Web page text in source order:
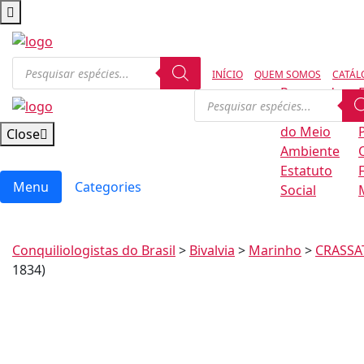
INÍCIO QUEM SOMOS
Regras de
Conservação
do Meio
Ambiente
Estatuto
Social
Close
Menu Categories
Conquiliologistas do Brasil > Bivalvia > Marinho >
1834)